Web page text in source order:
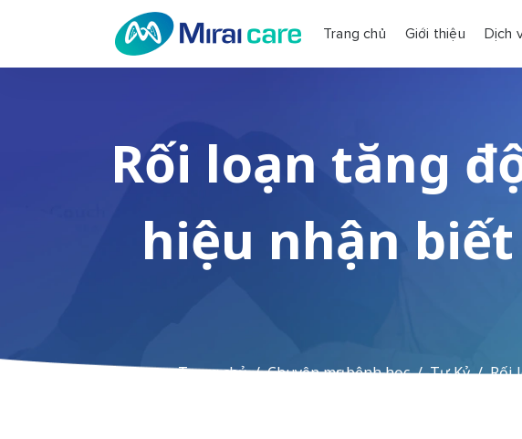
Trang chủ Giới thiệu Dịch
Rối loạn tăng
hiệu nhận
Trang chủ Chuyên mục bệnh học Tự Kỷ Rối